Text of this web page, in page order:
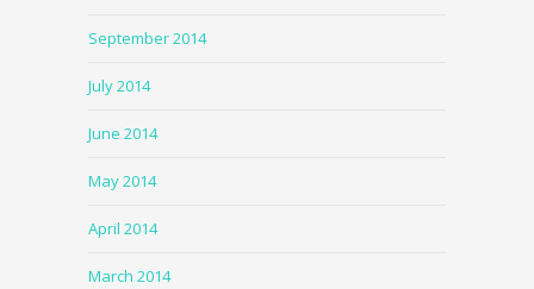
September 2014
July 2014
June 2014
May 2014
April 2014
March 2014